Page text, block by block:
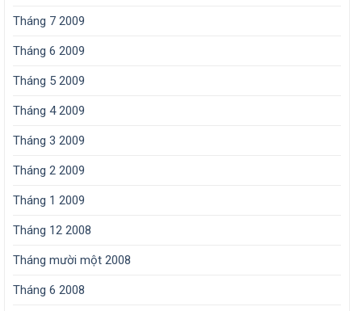
Tháng 7 2009
Tháng 6 2009
Tháng 5 2009
Tháng 4 2009
Tháng 3 2009
Tháng 2 2009
Tháng 1 2009
Tháng 12 2008
Tháng mười một 2008
Tháng 6 2008